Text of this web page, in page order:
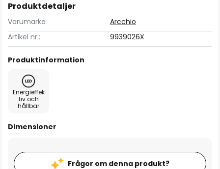
Produktdetaljer
Varumärke
Arcchio
Artikel nr.:
9939026X
Produktinformation
Energieffek
tiv och
hållbar
Dimensioner
Frågor om denna produkt?